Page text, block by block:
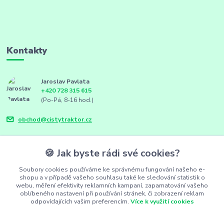
Kontakty
Jaroslav Pavlata
+420 728 315 615
(Po-Pá, 8-16 hod.)
obchod@cistytraktor.cz
🍪 Jak byste rádi své cookies?
Soubory cookies používáme ke správnému fungování našeho e-
shopu a v případě vašeho souhlasu také ke sledování statistik o
webu, měření efektivity reklamních kampaní, zapamatování vašeho
oblíbeného nastavení při používání stránek, či zobrazení reklam
odpovídajících vašim preferencím. Více k využití cookies